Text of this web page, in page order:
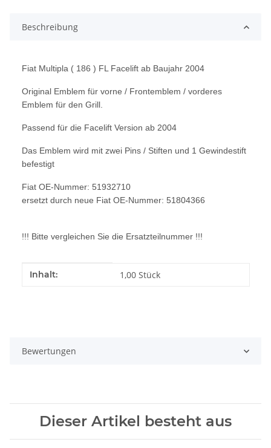
Beschreibung
Fiat Multipla ( 186 ) FL Facelift ab Baujahr 2004
Original Emblem für vorne / Frontemblem / vorderes
Emblem für den Grill.
Passend für die Facelift Version ab 2004
Das Emblem wird mit zwei Pins / Stiften und 1 Gewindestift
befestigt
Fiat OE-Nummer: 51932710
ersetzt durch neue Fiat OE-Nummer: 51804366
!!! Bitte vergleichen Sie die Ersatzteilnummer !!!
Produkteigenschaft
Wert
Inhalt: 1,00 Stück
Bewertungen
Dieser Artikel besteht aus